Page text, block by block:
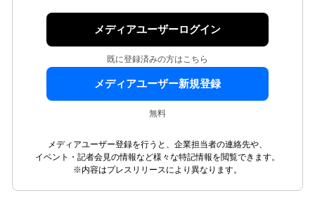
メディアユーザーログイン
既に登録済みの方はこちら
メディアユーザー新規登録
無料
メディアユーザー登録を行うと、企業担当者の連絡先や、
イベント・記者会見の情報など様々な特記情報を閲覧できます。
※内容はプレスリリースにより異なります。